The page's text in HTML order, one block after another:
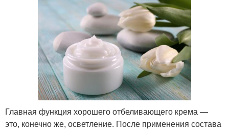
Главная функция хорошего отбеливающего крема —
это, конечно же, осветление. После применения состава